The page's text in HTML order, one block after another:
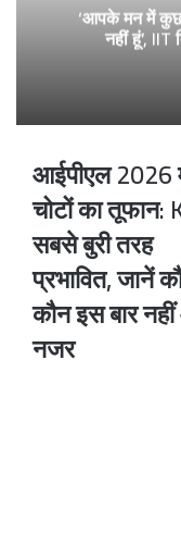
‘आपके मन में कुछ
नहीं हूं’, IIT
आईपीएल
2026
में
चोटों
का
तूफान:
KKR
सबसे
बुरी
आईपीएल 2026
चोटों का तूफान:
सबसे बुरी तरह
प्रभावित, जानें
कौन इस बार
नजर